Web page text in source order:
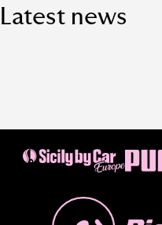
Latest news